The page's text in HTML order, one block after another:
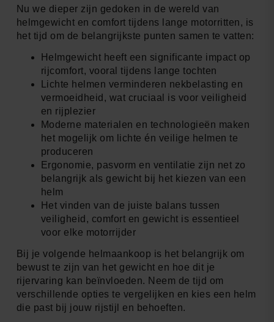
Nu we dieper zijn gedoken in de wereld van
helmgewicht en comfort tijdens lange motorritten, is
het tijd om de belangrijkste punten samen te vatten:
Helmgewicht heeft een significante impact op
rijcomfort, vooral tijdens lange tochten
Lichte helmen verminderen nekbelasting en
vermoeidheid, wat cruciaal is voor veiligheid
en rijplezier
Moderne materialen en technologieën maken
het mogelijk om lichte én veilige helmen te
produceren
Ergonomie, pasvorm en ventilatie zijn net zo
belangrijk als gewicht bij het kiezen van een
helm
Het vinden van de juiste balans tussen
veiligheid, comfort en gewicht is essentieel
voor elke motorrijder
Bij je volgende helmaankoop is het belangrijk om
bewust te zijn van het gewicht en hoe dit je
rijervaring kan beïnvloeden. Neem de tijd om
verschillende opties te vergelijken en kies een helm
die past bij jouw rijstijl en behoeften.